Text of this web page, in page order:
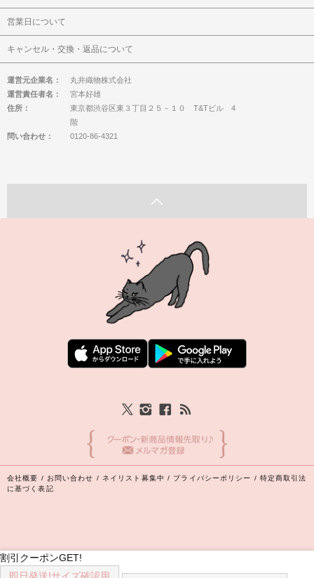
割引クーポンGET!
営業日について
キャンセル・交換・返品について
運営元企業名：
丸井織物株式会社
運営責任者名：
宮本好雄
住所：
東京都渋谷区東３丁目２５－１０ T&Tビル 4
階
問い合わせ：
0120-86-4321
会社概要 / お問い合わせ / ネイリスト募集中 / プライバシーポリシー / 特定商取引法
に基づく表記